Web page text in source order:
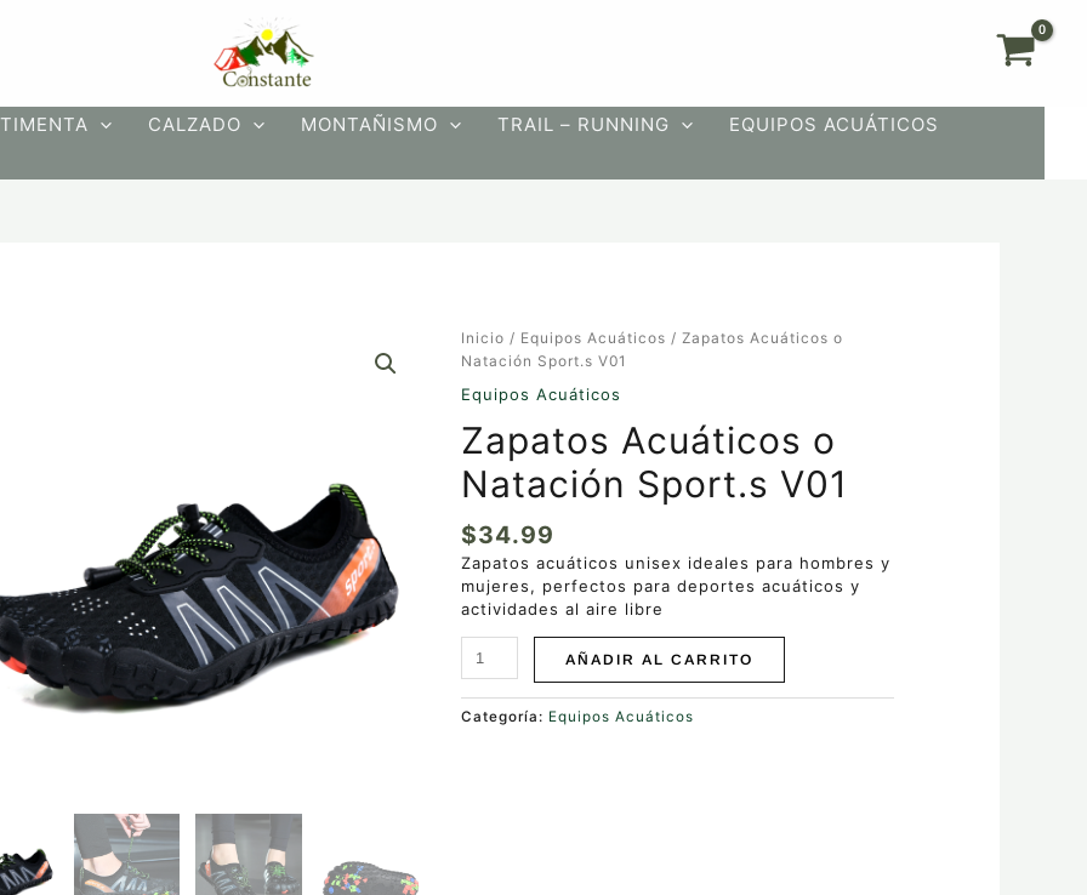
CALZADO MONTAÑISMO TRAIL – RUNNING
EQUIPOS ACUÁTICOS
Inicio / Equipos Acuáticos / Zapatos Acuáticos o
Natación Sport.s V01
Equipos Acuáticos
Zapatos Acuáticos o
Natación Sport.s V01
$34.99
Zapatos acuáticos unisex ideales para hombres y
mujeres, perfectos para deportes acuáticos y
actividades al aire libre
Zapatos
Acuáticos
Natación
Sport.s
V01
cantidad
AÑADIR AL CARRITO
Categoría: Equipos Acuáticos